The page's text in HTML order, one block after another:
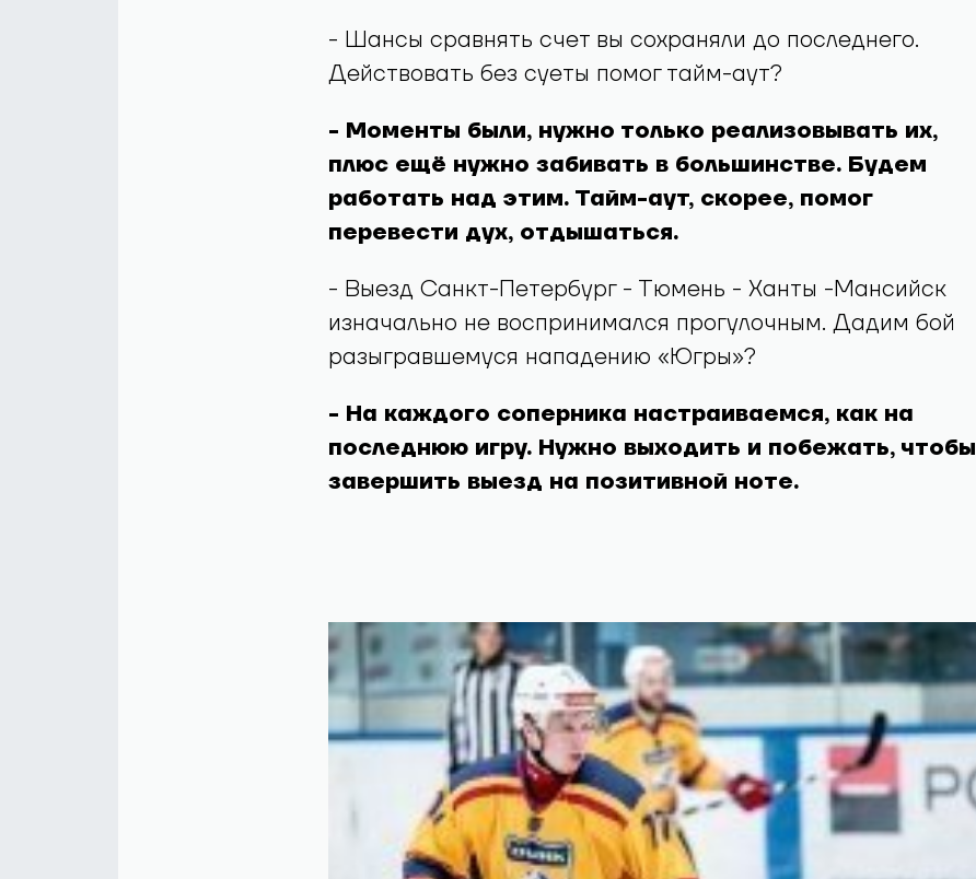
- Шансы сравнять счет вы сохраняли до последнего.
Действовать без суеты помог тайм-аут?
- Моменты были, нужно только реализовывать их,
плюс ещё нужно забивать в большинстве. Будем
работать над этим. Тайм-аут, скорее, помог
перевести дух, отдышаться.
- Выезд Санкт-Петербург - Тюмень - Ханты -Мансийск
изначально не воспринимался прогулочным. Дадим бой
разыгравшемуся нападению «Югры»?
- На каждого соперника настраиваемся, как на
последнюю игру. Нужно выходить и побежать, чтобы
завершить выезд на позитивной ноте.